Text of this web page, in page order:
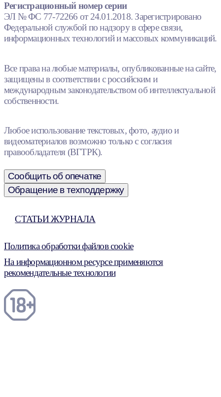
Регистрационный номер серии
ЭЛ № ФС 77-72266 от 24.01.2018. Зарегистрировано
Федеральной службой по надзору в сфере связи,
информационных технологий и массовых коммуникаций.
Все права на любые материалы, опубликованные на сайте,
защищены в соответствии с российским и
международным законодательством об интеллектуальной
собственности.
Любое использование текстовых, фото, аудио и
видеоматериалов возможно только с согласия
правообладателя (ВГТРК).
Сообщить об опечатке
Обращение в техподдержку
СТАТЬИ ЖУРНАЛА
Политика обработки файлов cookie
На информационном ресурсе применяются
рекомендательные технологии